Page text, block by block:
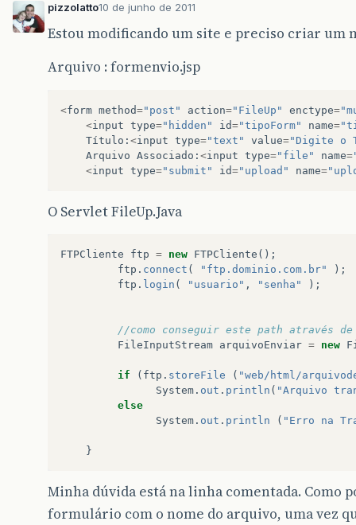
pizzolatto10 de junho de 2011
Estou modificando um site e preciso criar um
Arquivo : formenvio.jsp
<form method="post" action="FileUp" enctype=
<input type="hidden" id="tipoForm" name=
Título : <input type="text" value="Digite o
Arquivo Associado : <input type="file" name=
<input type="submit" id="upload" name=
O Servlet FileUp.Java
FTPCliente ftp = new FTPCliente ();
ftp . connect ( "ftp.dominio.com.br"
);
ftp . login ( "usuario" , "senha" );
//como conseguir este path através de
FileInputStream arquivoEnviar = new
if ( ftp . storeFile ( "web/html/
System . out . println ( "Arquivo
else
System . out . println ( "Erro na
}
Minha dúvida está na linha comentada. Como
formulário com o nome do arquivo, uma vez